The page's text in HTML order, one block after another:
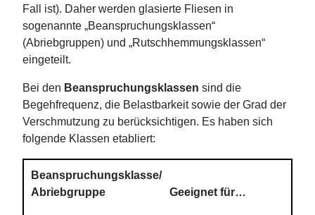
Fall ist). Daher werden glasierte Fliesen in
sogenannte „Beanspruchungsklassen“
(Abriebgruppen) und „Rutschhemmungsklassen“
eingeteilt.
Bei den Beanspruchungsklassen sind die
Begehfrequenz, die Belastbarkeit sowie der Grad der
Verschmutzung zu berücksichtigen. Es haben sich
folgende Klassen etabliert:
Beanspruchungsklasse/
Abriebgruppe
Geeignet für…